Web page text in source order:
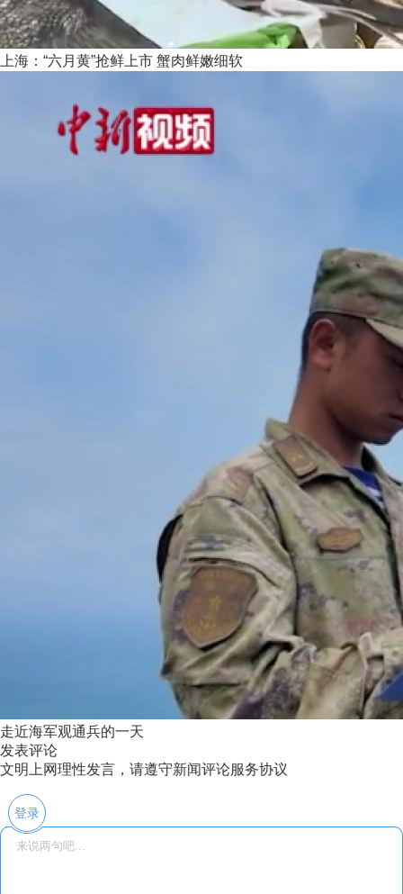
上海：“六月黄”抢鲜上市 蟹肉鲜嫩细软
走近海军观通兵的一天
发表评论
文明上网理性发言，请遵守新闻评论服务协议
登录